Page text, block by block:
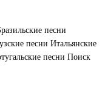
песни
песни Итальянские
песни Поиск